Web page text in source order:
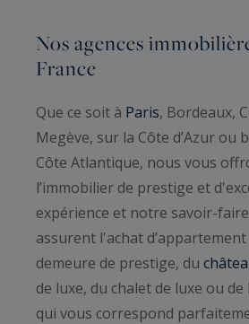
Nos agences
France
Que ce soit à Paris, Bordeaux,
Megève, sur la Côte d’Azur ou
Côte Atlantique, nous vous
l’immobilier de prestige et
expérience et notre savoir-
assurent l'achat d’appartement
demeure de prestige, du
de luxe, du chalet de luxe ou
qui vous correspond